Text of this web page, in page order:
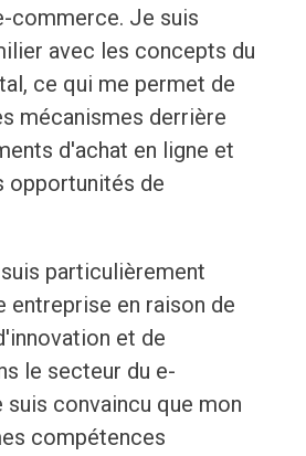
commerce. Je suis
avec les concepts du
ce qui me permet de
mécanismes derrière
d'achat en ligne et
opportunités de
particulièrement
entreprise en raison de
et de
le secteur du e-
convaincu que mon
compétences